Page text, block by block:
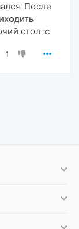
После
стол :c
1